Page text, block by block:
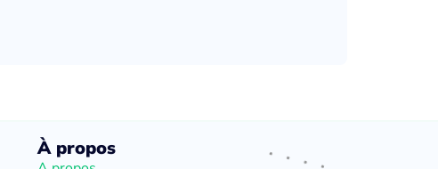
À propos